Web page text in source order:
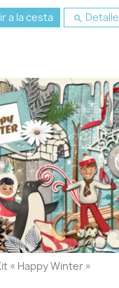
a la cesta  Detalle
« Happy Winter »